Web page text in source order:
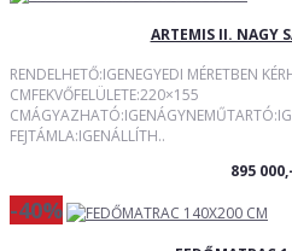
ARTEMIS II. NAGY
RENDELHETŐ:IGENEGYEDI MÉRETBEN
CMFEKVŐFELÜLETE:220×155
FEJTÁMLA:IGENÁLLÍTH..
895
-40%